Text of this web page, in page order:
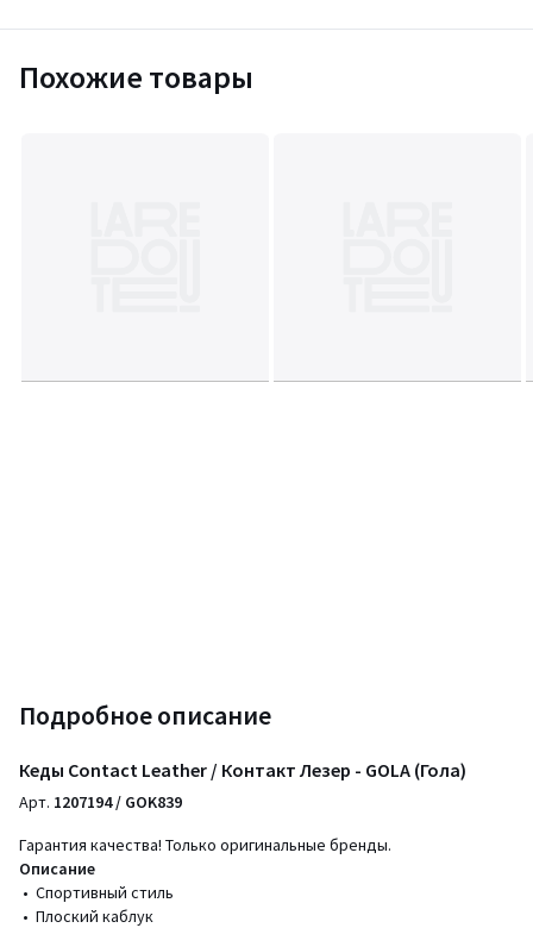
Похожие товары
Подробное описание
Кеды Contact Leather / Контакт Лезер - GOLA (Гола)
Арт. 1207194 / GOK839
Гарантия качества! Только оригинальные бренды.
Описание
• Спортивный стиль
• Плоский каблук